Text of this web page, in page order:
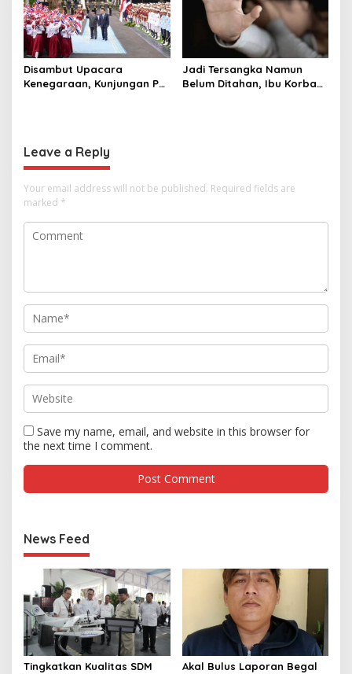
Disambut Upacara
Kenegaraan, Kunjungan PM
Jadi Tersangka Namun
Belum Ditahan, Ibu Korban
Leave a Reply
Your email address will not be published. Required fields are
marked *
Save my name, email, and website in this browser for
the next time I comment.
News Feed
Tingkatkan Kualitas SDM
Akal Bulus Laporan Begal